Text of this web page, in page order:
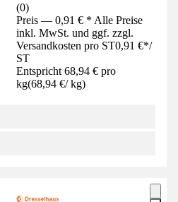
(0)
Preis — 0,91 € * Alle Preise
inkl. MwSt. und ggf. zzgl.
Versandkosten pro ST0,91 €*/
ST
Entspricht 68,94 € pro
kg(68,94 €/ kg)